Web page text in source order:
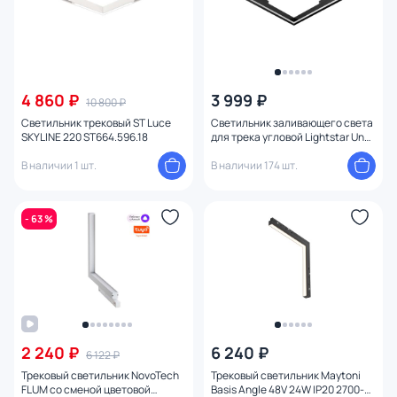
4 860 ₽ 10 800 ₽
Светильник трековый ST Luce
SKYLINE 220 ST664.596.18
В наличии 1 шт.
3 999 ₽
Светильник заливающего света
для трека угловой Lightstar Uno
LED 3000K 24W 259437 черный
В наличии 174 шт.
- 63 %
2 240 ₽ 6 122 ₽
Трековый светильник NovoTech
FLUM со сменой цветовой
6 240 ₽
Трековый светильник Maytoni
Basis Angle 48V 24W IP20 2700-